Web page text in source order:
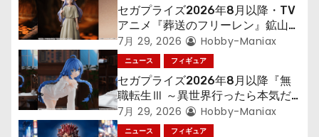
シ
ョ
ン
セガプライズ2026年8月以降・TV
アニメ『葬送のフリーレン』鉱山で
300年働くことになっっちゃった
「フリーレン」を立体化！
7月 29, 2026 Hobby-Maniax
ニュース フィギュア
セガプライズ2026年8月以降『無
職転生Ⅲ ～異世界行ったら本気だ
す～』から「ロキシー」のフィギュ
アが登場！
7月 29, 2026 Hobby-Maniax
ニュース フィギュア